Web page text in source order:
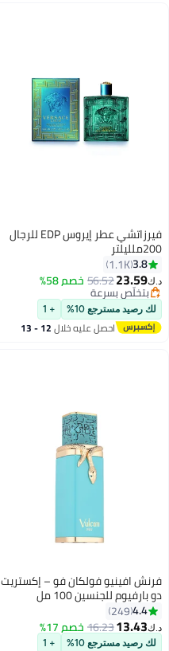
فيرزاتشي عطر إيروس EDP للرجال
200ملليلتر
3.8
1.1K
د.ك‏23.59
56.52خصم 58%
بتخلّص بسرعة
بتخلّص بسرعة
لك رصيد مسترجع 10% + 1
احصل عليه خلال 12 - 13
فرنش افينيو فولكان فو – إكستريت
دو بارفيوم للجنسين 100 مل
4.4
249
د.ك‏13.43
16.23خصم 17%
لك رصيد مسترجع 10% + 1